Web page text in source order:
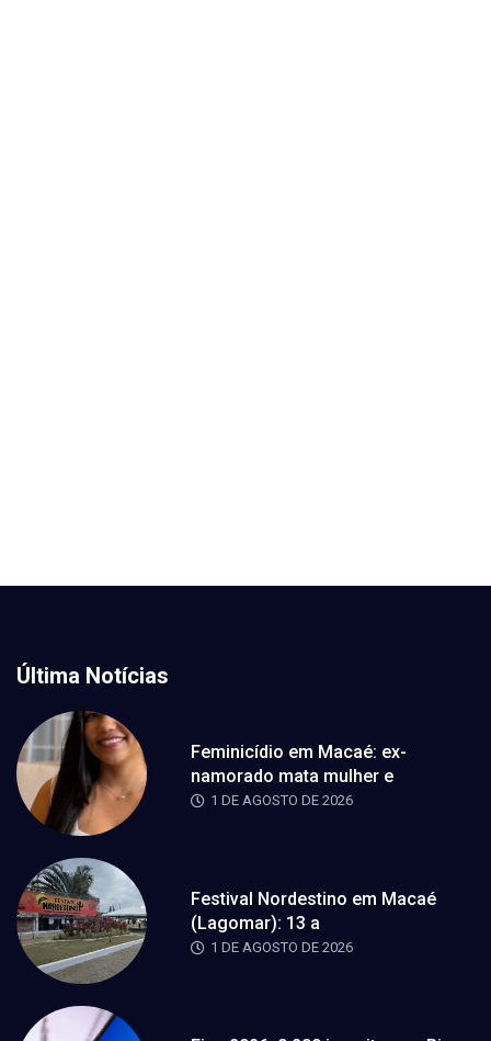
Última Notícias
Feminicídio em Macaé: ex-
namorado mata mulher e
1 DE AGOSTO DE 2026
Festival Nordestino em Macaé
(Lagomar): 13 a
1 DE AGOSTO DE 2026